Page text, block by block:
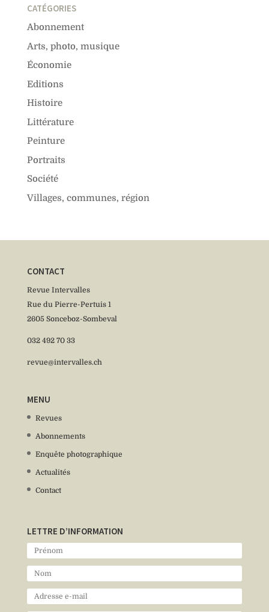
CATÉGORIES
Abonnement
Arts, photo, musique
Économie
Editions
Histoire
Littérature
Peinture
Portraits
Société
Villages, communes, région
CONTACT
Revue Intervalles
Rue du Pierre-Pertuis 1
2605 Sonceboz-Sombeval
032 492 70 33
revue@intervalles.ch
MENU
Revues
Abonnements
Enquête photographique
Actualités
Contact
LETTRE D’INFORMATION